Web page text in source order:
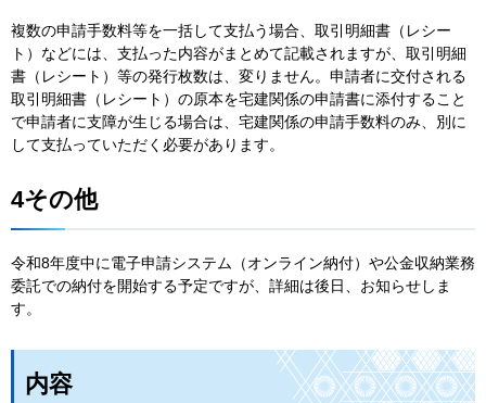
複数の申請手数料等を一括して支払う場合、取引明細書（レシー
ト）などには、支払った内容がまとめて記載されますが、取引明細
書（レシート）等の発行枚数は、変りません。申請者に交付される
取引明細書（レシート）の原本を宅建関係の申請書に添付すること
で申請者に支障が生じる場合は、宅建関係の申請手数料のみ、別に
して支払っていただく必要があります。
4その他
令和8年度中に電子申請システム（オンライン納付）や公金収納業務
委託での納付を開始する予定ですが、詳細は後日、お知らせしま
す。
内容